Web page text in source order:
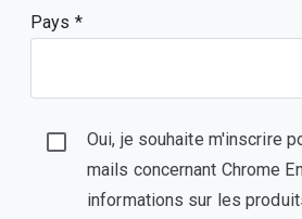
Pays *
Oui, je souhaite m'inscrire
mails concernant Chrome
informations sur les